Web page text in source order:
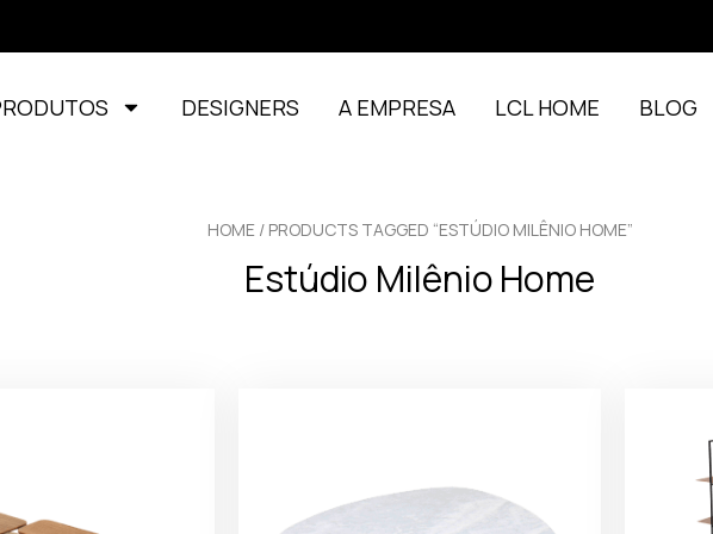
DESIGNERS A EMPRESA LCL HOME BLOG
HOME/ PRODUCTS TAGGED “ESTÚDIO MILÊNIO HOME”
Estúdio Milênio Home